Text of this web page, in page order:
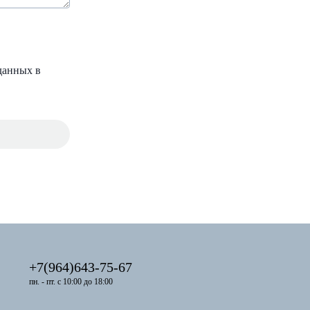
в
+7(964)643-75-67
пн. - пт. с 10:00 до 18:00